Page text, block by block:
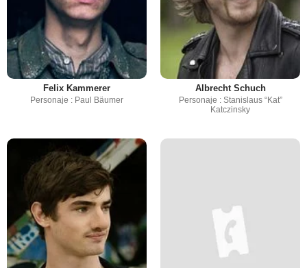
Felix Kammerer
Personaje : Paul Bäumer
Albrecht Schuch
Personaje : Stanislaus “Kat”
Katczinsky